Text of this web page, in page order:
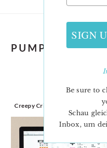
PUMPKIN
Creepy Critters Pattern Update
SIGN
Be sure to
Schau
Inbox, um